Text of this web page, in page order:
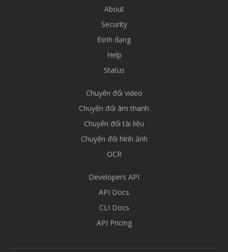
About
Security
Định dạng
Help
Status
Chuyển đổi video
Chuyển đổi âm thanh
Chuyển đổi tài liệu
Chuyển đổi hình ảnh
OCR
Developers API
API Docs
CLI Docs
API Pricing